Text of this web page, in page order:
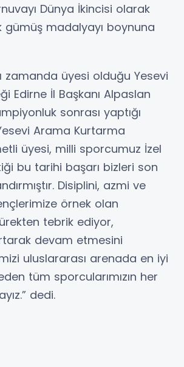
Dünya İkincisi olarak
madalyayı boynuna
zamanda üyesi olduğu Yesevi
Edirne İl Başkanı Alpaslan
sonrası yaptığı
Arama Kurtarma
üyesi, milli sporcumuz İzel
bu tarihi başarı bizleri son
Disiplini, azmi ve
örnek olan
tebrik ediyor,
devam etmesini
uluslararası arenada en iyi
tüm sporcularımızın her
dedi.